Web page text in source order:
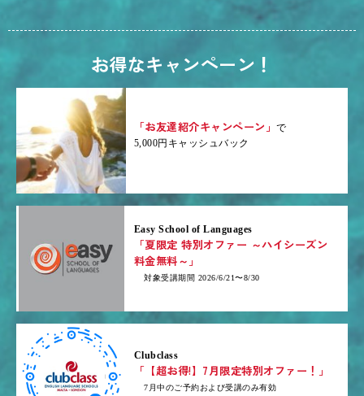
お得なキャンペーン！
「お友達紹介キャンペーン」で
5,000円キャッシュバック
Easy School of Languages
「夏限定 特別オファー ～ハイシーズン
料金無料～」
対象受講期間 2026/6/21〜8/30
Clubclass
「【超お得!】7月限定特別オファー！」
7月中のご予約および受講のみ有効